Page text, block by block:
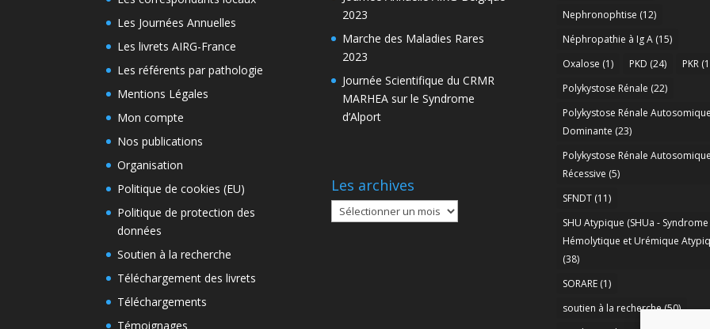
Les Journées Annuelles
Les livrets AIRG-France
Les référents par pathologie
Mentions Légales
Mon compte
Nos publications
Organisation
Politique de cookies (EU)
Politique de protection des
données
Soutien à la recherche
Téléchargement des livrets
Téléchargements
Témoignages
2023
Marche des Maladies Rares
2023
Journée Scientifique du CRMR
MARHEA sur le Syndrome
d’Alport
Les archives
Les
archives
Nephronophtise (12)
Néphropathie à Ig A(15)
Oxalose (1) PKD (24) PKR
Polykystose Rénale (22)
Polykystose Rénale
Dominante (23)
Polykystose Rénale
Récessive (5)
SFNDT(11)
SHU Atypique (SHUa - Syndrome
Hémolytique et Urémique
(38)
SORARE(1)
soutien à la recherche(50)